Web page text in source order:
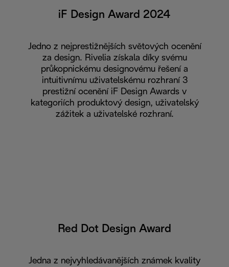
iF Design Award 2024
Jedno z nejprestižnějších světových ocenění
za design. Rivelia získala díky svému
průkopnickému designovému řešení a
intuitivnímu uživatelskému rozhraní 3
prestižní ocenění iF Design Awards v
kategoriích produktový design, uživatelský
zážitek a uživatelské rozhraní.
Red Dot Design Award
Jedna z nejvyhledávanějších známek kvality